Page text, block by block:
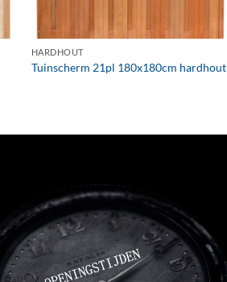
HARDHOUT
Tuinscherm 21pl 180x180cm hardhout